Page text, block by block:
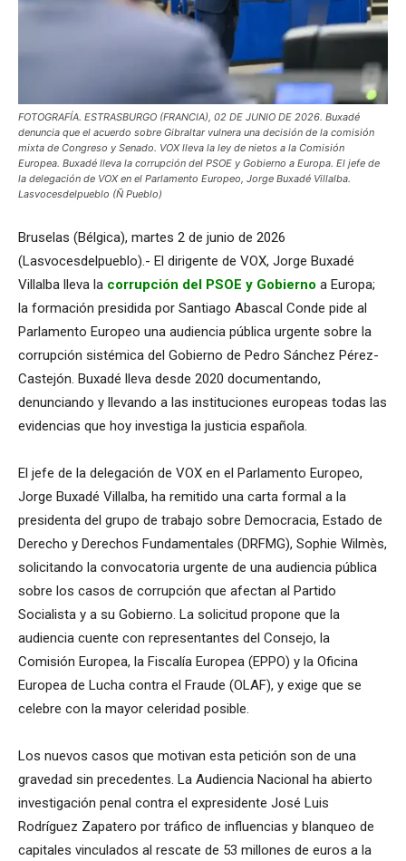
FOTOGRAFÍA. ESTRASBURGO (FRANCIA), 02 DE JUNIO DE 2026. Buxadé
denuncia que el acuerdo sobre Gibraltar vulnera una decisión de la comisión
mixta de Congreso y Senado. VOX lleva la ley de nietos a la Comisión
Europea. Buxadé lleva la corrupción del PSOE y Gobierno a Europa. El jefe de
la delegación de VOX en el Parlamento Europeo, Jorge Buxadé Villalba.
Lasvocesdelpueblo (Ñ Pueblo)
Bruselas (Bélgica), martes 2 de junio de 2026
(Lasvocesdelpueblo).- El dirigente de VOX, Jorge Buxadé
Villalba lleva la corrupción del PSOE y Gobierno a Europa;
la formación presidida por Santiago Abascal Conde pide al
Parlamento Europeo una audiencia pública urgente sobre la
corrupción sistémica del Gobierno de Pedro Sánchez Pérez-
Castejón. Buxadé lleva desde 2020 documentando,
denunciando y llevando a las instituciones europeas todas las
evidencias que hoy investiga la justicia española.
El jefe de la delegación de VOX en el Parlamento Europeo,
Jorge Buxadé Villalba, ha remitido una carta formal a la
presidenta del grupo de trabajo sobre Democracia, Estado de
Derecho y Derechos Fundamentales (DRFMG), Sophie Wilmès,
solicitando la convocatoria urgente de una audiencia pública
sobre los casos de corrupción que afectan al Partido
Socialista y a su Gobierno. La solicitud propone que la
audiencia cuente con representantes del Consejo, la
Comisión Europea, la Fiscalía Europea (EPPO) y la Oficina
Europea de Lucha contra el Fraude (OLAF), y exige que se
celebre con la mayor celeridad posible.
Los nuevos casos que motivan esta petición son de una
gravedad sin precedentes. La Audiencia Nacional ha abierto
investigación penal contra el expresidente José Luis
Rodríguez Zapatero por tráfico de influencias y blanqueo de
capitales vinculados al rescate de 53 millones de euros a la